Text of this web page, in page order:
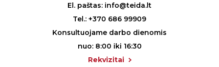
El. paštas: info@teida.lt
Tel.: +370 686 99909
Konsultuojame darbo dienomis
nuo: 8:00 iki 16:30
Rekvizitai